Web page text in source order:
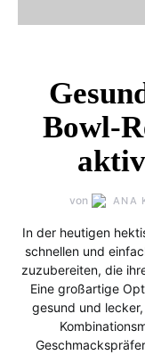
Bowl-
von ANA
In der heutigen
schnellen und
zuzubereiten, die
Eine großartige
gesund und